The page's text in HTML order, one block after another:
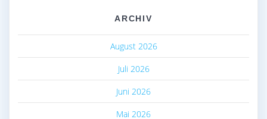
ARCHIV
August 2026
Juli 2026
Juni 2026
Mai 2026